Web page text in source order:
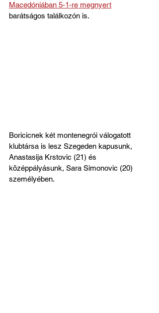
Macedóniában 5-1-re megnyert
barátságos találkozón is.
Boricicnek két montenegrói válogatott
klubtársa is lesz Szegeden kapusunk,
Anastasija Krstovic (21) és
középpályásunk, Sara Simonovic (20)
személyében.